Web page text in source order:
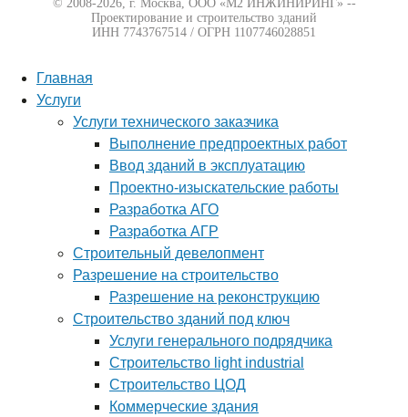
© 2008-2026, г. Москва, ООО «М2 ИНЖИНИРИНГ» --
Проектирование и строительство зданий
ИНН 7743767514 / ОГРН 1107746028851
Главная
Услуги
Услуги технического заказчика
Выполнение предпроектных работ
Ввод зданий в эксплуатацию
Проектно-изыскательские работы
Разработка АГО
Разработка АГР
Строительный девелопмент
Разрешение на строительство
Разрешение на реконструкцию
Строительство зданий под ключ
Услуги генерального подрядчика
Строительство light industrial
Строительство ЦОД
Коммерческие здания